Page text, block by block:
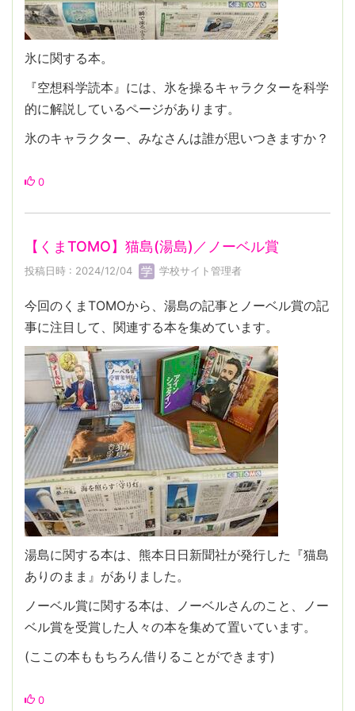
氷に関する本。
『空想科学読本』には、氷を操るキャラクターを科学
的に解説しているページがあります。
氷のキャラクター、みなさんは誰が思いつきますか？
0
【くまTOMO】猫島(湯島)／ノーベル賞
投稿日時 : 2024/12/04 学校サイト管理者
今回のくまTOMOから、湯島の記事とノーベル賞の記
事に注目して、関連する本を集めています。
湯島に関する本は、熊本日日新聞社が発行した『猫島
ありのまま』がありました。
ノーベル賞に関する本は、ノーベルさんのこと、ノー
ベル賞を受賞した人々の本を集めて置いています。
(ここの本ももちろん借りることができます)
0